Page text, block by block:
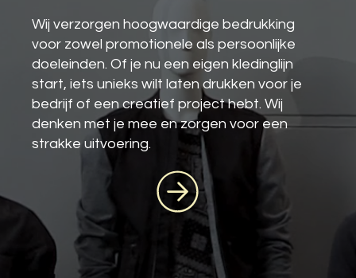
Wij verzorgen hoogwaardige bedrukking
voor zowel promotionele als persoonlijke
doeleinden. Of je nu een eigen kledinglijn
start, iets unieks wilt laten drukken voor je
bedrijf of een creatief project hebt. Wij
denken met je mee en zorgen voor een
strakke uitvoering.